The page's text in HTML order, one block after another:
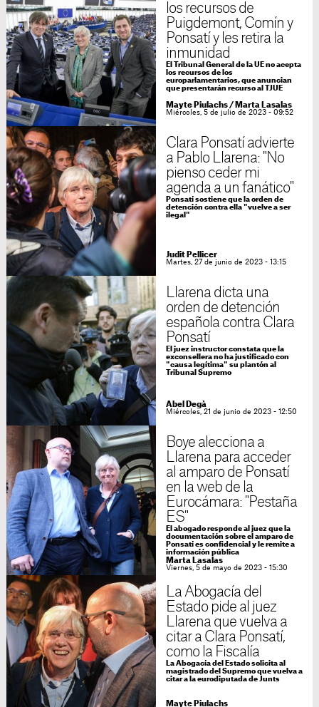
los recursos de
Puigdemont, Comín y
Ponsatí y les retira la
inmunidad
El Tribunal General de la UE no acepta
los recursos de los
europarlamentarios, que anuncian
que presentarán recurso al TJUE
Mayte Piulachs/ Marta Lasalas
Miércoles, 5 de julio de 2023 - 09:52
Clara Ponsatí advierte
a Pablo Llarena: "No
pienso ceder mi
agenda a un fanático"
Ponsatí sostiene que la orden de
detención contra ella "vuelve a ser
ilegal"
Judit Pellicer
Martes, 27 de junio de 2023 - 13:15
Llarena dicta una
orden de detención
española contra Clara
Ponsatí
El juez instructor constata que la
exconsellera no ha justificado con
"causa legítima" su plantón al
Tribunal Supremo
Abel Degà
Miércoles, 21 de junio de 2023 - 12:50
Boye alecciona a
Llarena para acceder
al amparo de Ponsatí
en la web de la
Eurocámara: "Pestaña
ES"
El abogado responde al juez que la
documentación sobre el amparo de
Ponsatí es confidencial y le remite a
información pública
Marta Lasalas
Viernes, 5 de mayo de 2023 - 15:30
La Abogacía del
Estado pide al juez
Llarena que vuelva a
citar a Clara Ponsatí,
como la Fiscalía
La Abogacía del Estado solicita al
magistrado del Supremo que vuelva a
citar a la eurodiputada de Junts
Mayte Piulachs